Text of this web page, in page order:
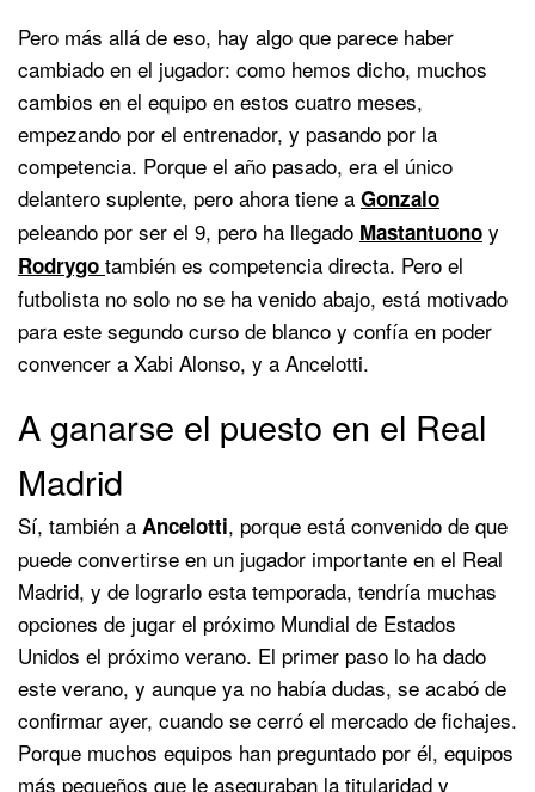
Pero más allá de eso, hay algo que parece haber
cambiado en el jugador: como hemos dicho, muchos
cambios en el equipo en estos cuatro meses,
empezando por el entrenador, y pasando por la
competencia. Porque el año pasado, era el único
delantero suplente, pero ahora tiene a Gonzalo
peleando por ser el 9, pero ha llegado Mastantuono y
Rodrygo también es competencia directa. Pero el
futbolista no solo no se ha venido abajo, está motivado
para este segundo curso de blanco y confía en poder
convencer a Xabi Alonso, y a Ancelotti.
A ganarse el puesto en el Real
Madrid
Sí, también a Ancelotti, porque está convenido de que
puede convertirse en un jugador importante en el Real
Madrid, y de lograrlo esta temporada, tendría muchas
opciones de jugar el próximo Mundial de Estados
Unidos el próximo verano. El primer paso lo ha dado
este verano, y aunque ya no había dudas, se acabó de
confirmar ayer, cuando se cerró el mercado de fichajes.
Porque muchos equipos han preguntado por él, equipos
más pequeños que le aseguraban la titularidad y